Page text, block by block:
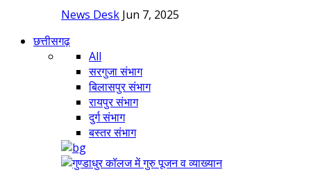
News Desk Jun 7, 2025
छत्तीसगढ़
All
सरगुजा संभाग
बिलासपुर संभाग
रायपुर संभाग
दुर्ग संभाग
बस्तर संभाग